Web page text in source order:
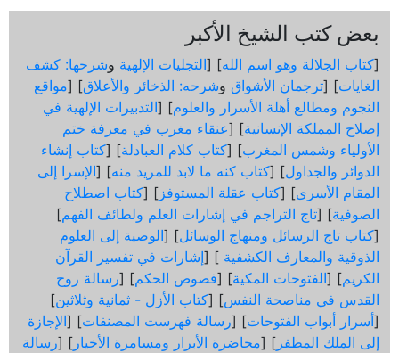
بعض كتب الشيخ الأكبر
[كتاب الجلالة وهو اسم الله] [التجليات الإلهية وشرحها: كشف
الغايات] [ترجمان الأشواق وشرحه: الذخائر والأعلاق] [مواقع
النجوم ومطالع أهلة الأسرار والعلوم] [التدبيرات الإلهية في
إصلاح المملكة الإنسانية] [عنقاء مغرب في معرفة ختم
الأولياء وشمس المغرب] [كتاب كلام العبادلة] [كتاب إنشاء
الدوائر والجداول] [كتاب كنه ما لابد للمريد منه] [الإسرا إلى
المقام الأسرى] [كتاب عقلة المستوفز ] [كتاب اصطلاح
الصوفية] [تاج التراجم في إشارات العلم ولطائف الفهم]
[كتاب تاج الرسائل ومنهاج الوسائل] [الوصية إلى العلوم
الذوقية والمعارف الكشفية ] [إشارات في تفسير القرآن
الكريم] [الفتوحات المكية] [فصوص الحكم] [رسالة روح
القدس في مناصحة النفس] [كتاب الأزل - ثمانية وثلاثين]
[أسرار أبواب الفتوحات] [رسالة فهرست المصنفات] [الإجازة
إلى الملك المظفر ] [محاضرة الأبرار ومسامرة الأخيار ] [رسالة